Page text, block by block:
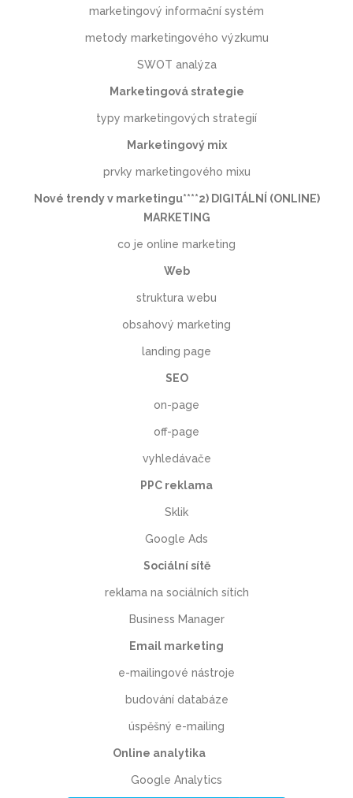
marketingový informační systém
metody marketingového výzkumu
SWOT analýza
Marketingová strategie
typy marketingových strategií
Marketingový mix
prvky marketingového mixu
Nové trendy v marketingu****2) DIGITÁLNÍ (ONLINE)
MARKETING
co je online marketing
Web
struktura webu
obsahový marketing
landing page
SEO
on-page
off-page
vyhledávače
PPC reklama
Sklik
Google Ads
Sociální sítě
reklama na sociálních sítích
Business Manager
Email marketing
e-mailingové nástroje
budování databáze
úspěšný e-mailing
Online analytika
Google Analytics